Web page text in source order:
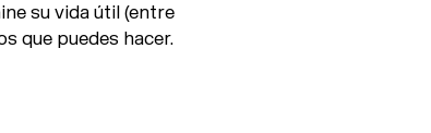
su vida útil (entre
que puedes hacer.